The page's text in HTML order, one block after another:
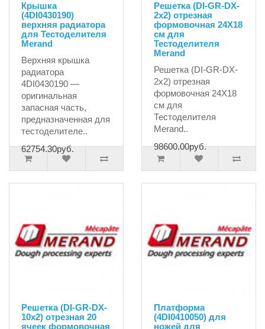
Крышка
(4DI0430190)
верхняя радиатора
для Тестоделителя
Merand
Верхняя крышка
радиатора
4DI0430190 —
оригинальная
запасная часть,
предназначенная для
тестоделителе..
62754.30руб.
Решетка (DI-GR-DX-
2x2) отрезная
формовочная 24Х18
см для
Тестоделителя
Merand
Решетка (DI-GR-DX-
2x2) отрезная
формовочная 24Х18
см для
Тестоделителя
Merand..
98600.00руб.
Решетка (DI-GR-DX-
10x2) отрезная 20
ячеек формовочная
Платформа
(4DI0410050) для
ножей для